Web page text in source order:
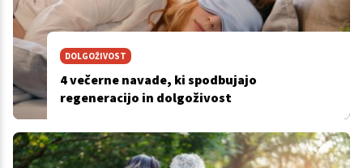
DOLGOŽIVOST
4 večerne navade, ki spodbujajo
regeneracijo in dolgoživost